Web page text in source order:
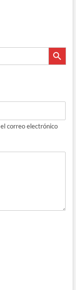
Botón de
correo electrónico